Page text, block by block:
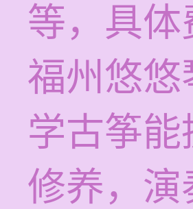
等，具
福州悠
学古筝
修养，